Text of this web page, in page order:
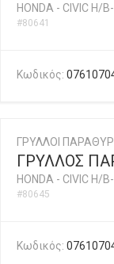
HONDA - CIVIC H/
#80641
Κωδικός:
ΓΡΥΛΛΟΙ
ΓΡΥΛΛΟΣ
HONDA - CIVIC H/
#80645
Κωδικός: